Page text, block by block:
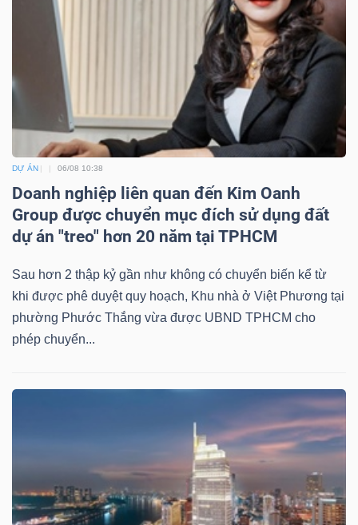
DỰ ÁN 06/08 10:38
Doanh nghiệp liên quan đến Kim Oanh
Group được chuyển mục đích sử dụng đất
dự án "treo" hơn 20 năm tại TPHCM
Sau hơn 2 thập kỷ gần như không có chuyển biến kể từ
khi được phê duyệt quy hoạch, Khu nhà ở Việt Phương tại
phường Phước Thắng vừa được UBND TPHCM cho
phép chuyển...